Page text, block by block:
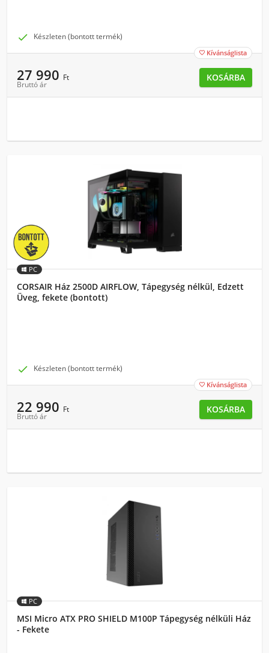
 Készleten (bontott termék)
 Kívánságlista
27 990 Ft
Bruttó ár
KOSÁRBA
PC
CORSAIR Ház 2500D AIRFLOW, Tápegység nélkül, Edzett
Üveg, fekete (bontott)
 Készleten (bontott termék)
 Kívánságlista
22 990 Ft
Bruttó ár
KOSÁRBA
PC
MSI Micro ATX PRO SHIELD M100P Tápegység nélküli Ház
- Fekete